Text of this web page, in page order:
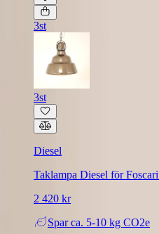
3st
3st
Diesel
Taklampa Diesel för
2 420 kr
Spar ca. 5-10 kg CO2e